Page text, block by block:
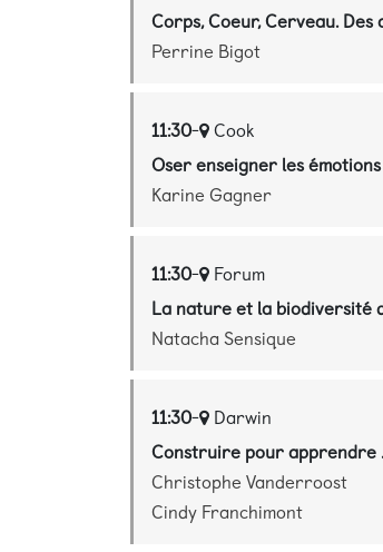
Corps, Coeur, Cerveau.
Perrine Bigot
11:30- Cook
Oser enseigner les émotions
Karine Gagner
11:30- Forum
La nature et la biodiversité
Natacha Sensique
11:30- Darwin
Construire pour apprendre
Christophe Vanderroost
Cindy Franchimont